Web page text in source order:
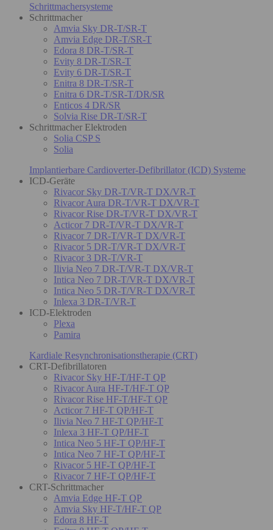
Schrittmachersysteme
Schrittmacher
Amvia Sky DR-T/SR-T
Amvia Edge DR-T/SR-T
Edora 8 DR-T/SR-T
Evity 8 DR-T/SR-T
Evity 6 DR-T/SR-T
Enitra 8 DR-T/SR-T
Enitra 6 DR-T/SR-T/DR/SR
Enticos 4 DR/SR
Solvia Rise DR-T/SR-T
Schrittmacher Elektroden
Solia CSP S
Solia
Implantierbare Cardioverter-Defibrillator (ICD) Systeme
ICD-Geräte
Rivacor Sky DR-T/VR-T DX/VR-T
Rivacor Aura DR-T/VR-T DX/VR-T
Rivacor Rise DR-T/VR-T DX/VR-T
Acticor 7 DR-T/VR-T DX/VR-T
Rivacor 7 DR-T/VR-T DX/VR-T
Rivacor 5 DR-T/VR-T DX/VR-T
Rivacor 3 DR-T/VR-T
Ilivia Neo 7 DR-T/VR-T DX/VR-T
Intica Neo 7 DR-T/VR-T DX/VR-T
Intica Neo 5 DR-T/VR-T DX/VR-T
Inlexa 3 DR-T/VR-T
ICD-Elektroden
Plexa
Pamira
Kardiale Resynchronisationstherapie (CRT)
CRT-Defibrillatoren
Rivacor Sky HF-T/HF-T QP
Rivacor Aura HF-T/HF-T QP
Rivacor Rise HF-T/HF-T QP
Acticor 7 HF-T QP/HF-T
Ilivia Neo 7 HF-T QP/HF-T
Inlexa 3 HF-T QP/HF-T
Intica Neo 5 HF-T QP/HF-T
Intica Neo 7 HF-T QP/HF-T
Rivacor 5 HF-T QP/HF-T
Rivacor 7 HF-T QP/HF-T
CRT-Schrittmacher
Amvia Edge HF-T QP
Amvia Sky HF-T/HF-T QP
Edora 8 HF-T